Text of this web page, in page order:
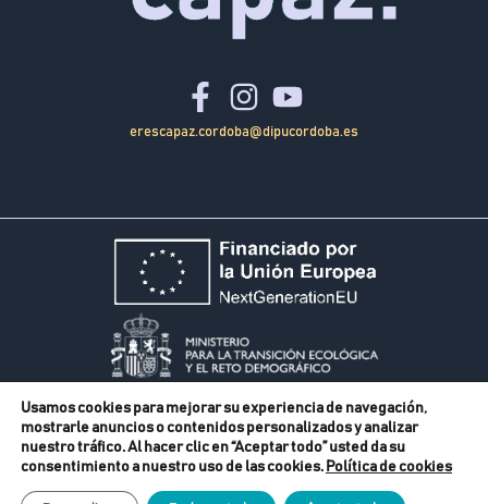
erescapaz.cordoba@dipucordoba.es
Usamos cookies para mejorar su experiencia de navegación,
mostrarle anuncios o contenidos personalizados y analizar
nuestro tráfico. Al hacer clic en “Aceptar todo” usted da su
consentimiento a nuestro uso de las cookies. Política de cookies